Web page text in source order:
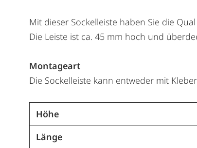
Mit dieser Sockelleiste haben Sie die
Die Leiste ist ca. 45 mm hoch und
Montageart
Die Sockelleiste kann entweder mit
Höhe
Länge